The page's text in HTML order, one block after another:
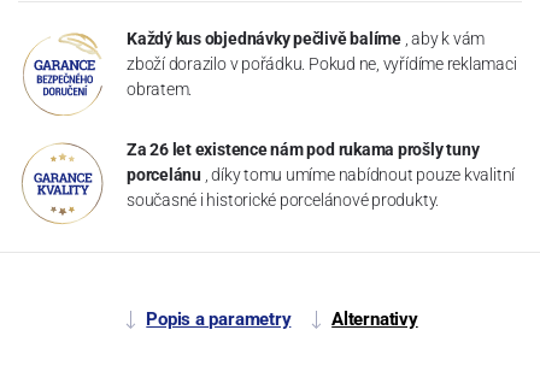
Každý kus objednávky pečlivě balíme , aby k vám
zboží dorazilo v pořádku. Pokud ne, vyřídíme reklamaci
obratem.
Za 26 let existence nám pod rukama prošly tuny
porcelánu , díky tomu umíme nabídnout pouze kvalitní
současné i historické porcelánové produkty.
Popis a parametry Alternativy